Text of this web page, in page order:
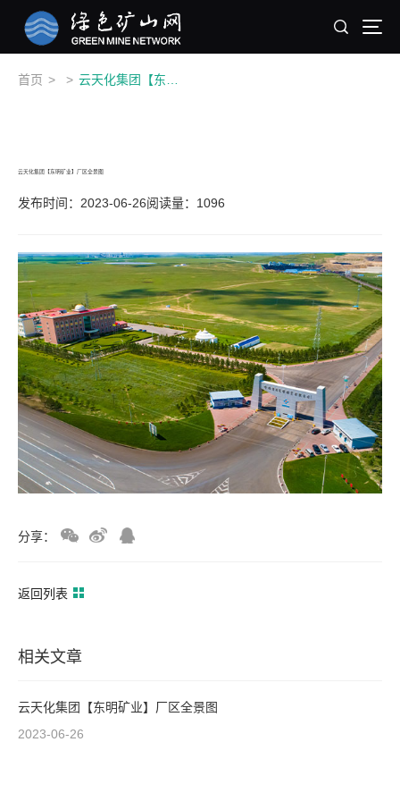
首页 > >
云天化集团【东明矿业】厂区全景图
发布时间：2023-06-26阅读量：1096
分享：
返回列表
相关文章
云天化集团【东明矿业】厂区全景图
2023-06-26